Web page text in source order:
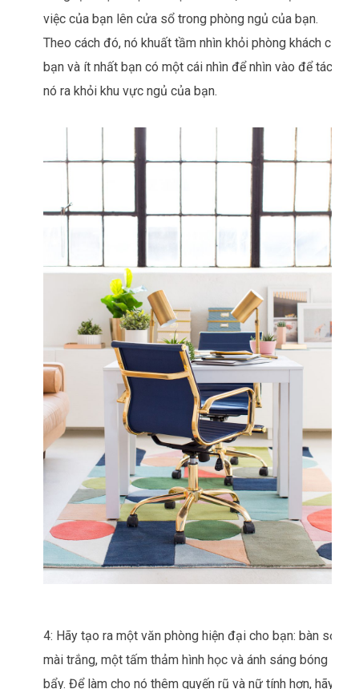
việc của bạn lên cửa sổ trong phòng ngủ của bạn.
Theo cách đó, nó khuất tầm nhìn khỏi phòng khách của
bạn và ít nhất bạn có một cái nhìn để nhìn vào để tách
nó ra khỏi khu vực ngủ của bạn.
4: Hãy tạo ra một văn phòng hiện đại cho bạn: bàn sơn
mài trắng, một tấm thảm hình học và ánh sáng bóng
bẩy. Để làm cho nó thêm quyến rũ và nữ tính hơn, hãy